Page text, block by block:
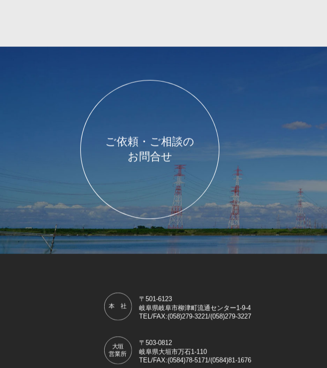
〒501-6123
岐阜県岐阜市柳津町流通センター1-9-4
TEL/FAX:(058)279-3221/(058)279-3227
〒503-0812
岐阜県大垣市万石1-110
TEL/FAX:(0584)78-5171/(0584)81-1676